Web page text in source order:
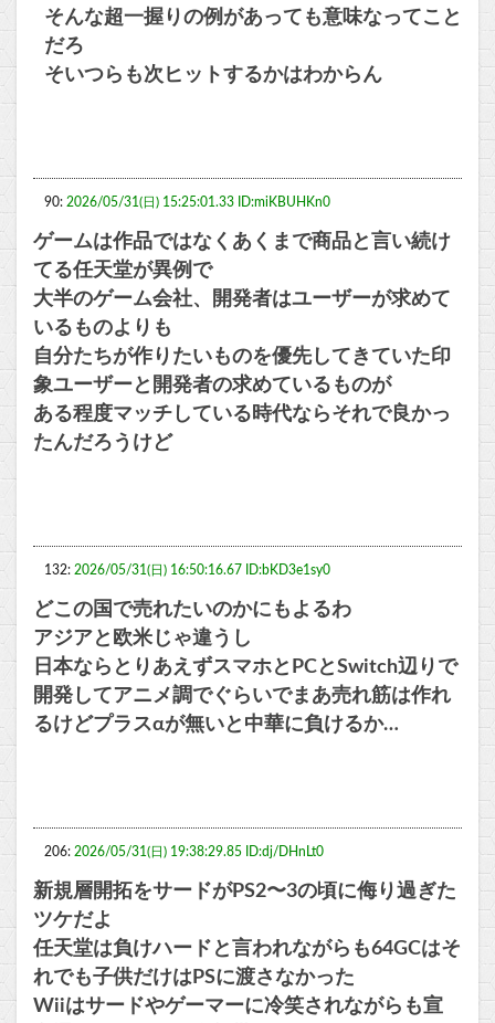
そんな超一握りの例があっても意味なってこと
だろ
そいつらも次ヒットするかはわからん
90: 2026/05/31(日) 15:25:01.33 ID:miKBUHKn0
ゲームは作品ではなくあくまで商品と言い続け
てる任天堂が異例で
大半のゲーム会社、開発者はユーザーが求めて
いるものよりも
自分たちが作りたいものを優先してきていた印
象ユーザーと開発者の求めているものが
ある程度マッチしている時代ならそれで良かっ
たんだろうけど
132: 2026/05/31(日) 16:50:16.67 ID:bKD3e1sy0
どこの国で売れたいのかにもよるわ
アジアと欧米じゃ違うし
日本ならとりあえずスマホとPCとSwitch辺りで
開発してアニメ調でぐらいでまあ売れ筋は作れ
るけどプラスαが無いと中華に負けるか…
206: 2026/05/31(日) 19:38:29.85 ID:dj/DHnLt0
新規層開拓をサードがPS2〜3の頃に侮り過ぎた
ツケだよ
任天堂は負けハードと言われながらも64GCはそ
れでも子供だけはPSに渡さなかった
Wiiはサードやゲーマーに冷笑されながらも宣